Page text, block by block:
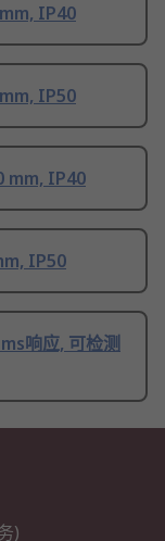
IP40
IP50
mm, IP40
IP50
响应, 可检测
)